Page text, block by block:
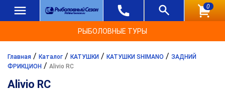
0
РЫБОЛОВНЫЕ ТУРЫ
Главная / Каталог / КАТУШКИ / КАТУШКИ SHIMANO / ЗАДНИЙ
ФРИКЦИОН / Alivio RC
Alivio RC